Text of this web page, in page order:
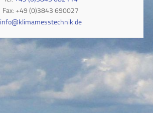
Fax: +49 (0)3843 690027
info@klimamesstechnik.de